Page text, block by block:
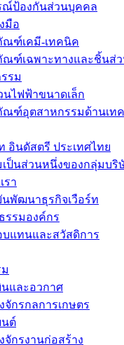
ณ์ป้องกันส่วนบุคคล
มือ
ณฑ์เคมี-เทคนิค
ณฑ์เฉพาะทางและชิ้นส่
รม
นไฟฟ้าขนาดเล็ก
ณฑ์อุตสาหกรรมด้านเท
อินดัสตรี ประเทศไทย
เป็นส่วนหนึ่งของกลุ่มบริ
รา
นพัฒนาธุรกิจเวือร์ท
รรมองค์กร
บแทนและสวัสดิการ
นและอวกาศ
จักรกลการเกษตร
นต์
จักรงานก่อสร้าง